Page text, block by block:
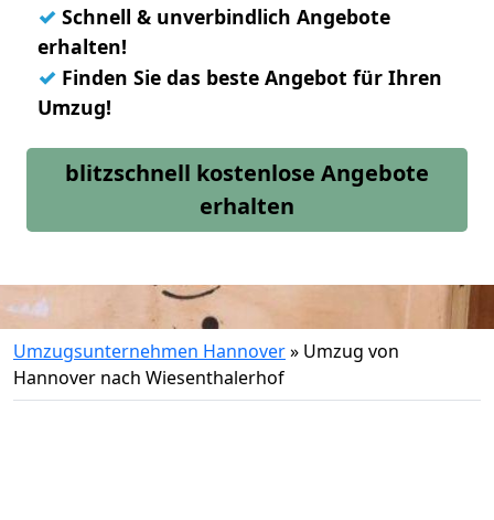
✓ Schnell & unverbindlich Angebote
erhalten!
✓ Finden Sie das beste Angebot für Ihren
Umzug!
blitzschnell kostenlose Angebote
erhalten
Umzugsunternehmen Hannover» Umzug von
Hannover nach Wiesenthalerhof